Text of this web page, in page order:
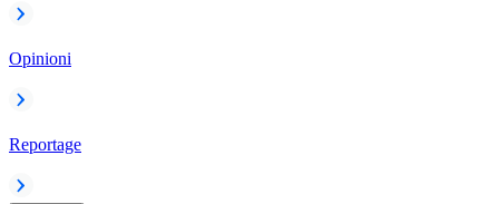
Opinioni
Reportage